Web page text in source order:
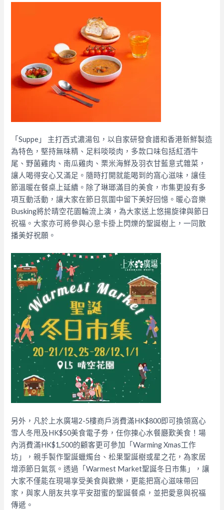
「Suppe」 主打西式濃湯包，以自家研發食譜和香港新鮮製造
為特色，堅持無味精、足料啖啖肉，多款口味包括紅酒牛
尾、野菌雞肉、南瓜雞肉、栗米海鮮及羽衣甘藍意式雜菜，
讓人喝得安心又滿足。隨時打開就能喝到的窩心滋味，讓佳
節溫暖在餐桌上延續。除了琳瑯滿目的美食，市集更設有多
項互動活動，讓大家在節日氛圍中留下美好回憶。暖心音樂
Busking將於晴空花園輪流上演，為大家送上悠揚旋律與節日
祝福。大家亦可將參與心意卡掛上閃爍的聖誕樹上，一同散
播美好祝願。
另外，凡於上水廣場2-5樓商戶消費滿HK$800即可換領窩心
雪人冬甩及HK$50美食電子劵，任你揀心水餐廳歎美食！場
內消費滿HK$1,500的顧客更可參加「Warming Xmas工作
坊」，親手製作聖誕蠟燭台、松果聖誕樹或星之花，為家居
增添節日氣氛。透過「Warmest Market聖誕冬日市集」，讓
大家不僅能在現場享受美食與歡樂，更能把窩心滋味帶回
家，與家人朋友共享平安甜蜜的聖誕餐桌，並把愛意與祝福
傳遞。